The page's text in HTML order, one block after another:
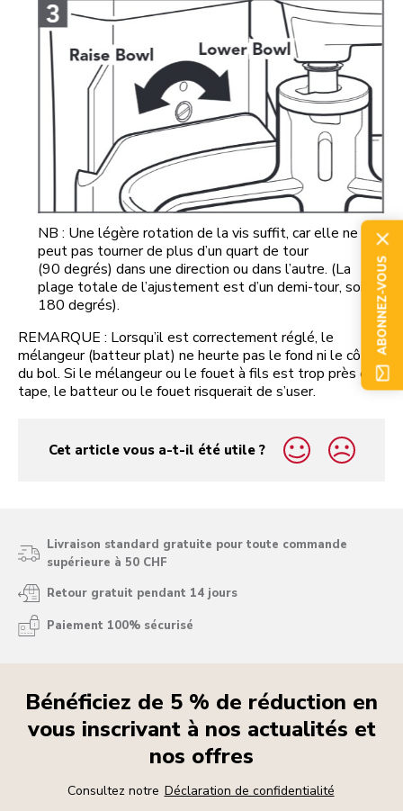
NB : Une légère rotation de la vis suffit, car elle ne
peut pas tourner de plus d’un quart de tour
(90 degrés) dans une direction ou dans l’autre. (La
plage totale de l’ajustement est d’un demi-tour, soit
180 degrés).
REMARQUE : Lorsqu’il est correctement réglé, le
mélangeur (batteur plat) ne heurte pas le fond ni le côté
du bol. Si le mélangeur ou le fouet à fils est trop près et
tape, le batteur ou le fouet risquerait de s’user.
Cet article vous a-t-il été utile ?
yes
no
Livraison standard gratuite pour toute commande
supérieure à 50 CHF
Retour gratuit pendant 14 jours
Paiement 100% sécurisé
Bénéficiez de 5 % de réduction en
vous inscrivant à nos actualités et
nos offres
Consultez notre Déclaration de confidentialité
ABONNEZ-VOUS